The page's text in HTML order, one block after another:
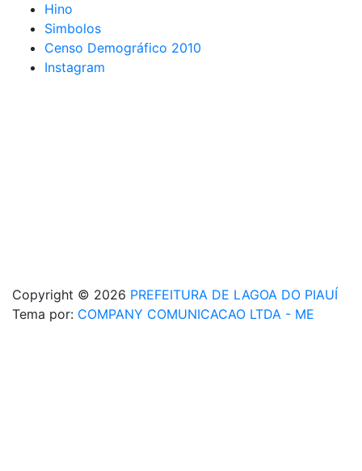
Hino
Simbolos
Censo Demográfico 2010
Instagram
Copyright © 2026 PREFEITURA DE LAGOA DO PIAUÍ
Tema por: COMPANY COMUNICACAO LTDA - ME